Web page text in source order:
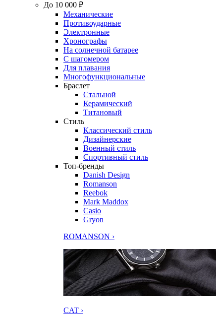
До 10 000 ₽
Механические
Противоударные
Электронные
Хронографы
На солнечной батарее
С шагомером
Для плавания
Многофункциональные
Браслет
Стальной
Керамический
Титановый
Стиль
Классический стиль
Дизайнерские
Военный стиль
Спортивный стиль
Топ-бренды
Danish Design
Romanson
Reebok
Mark Maddox
Casio
Gryon
ROMANSON ›
CAT ›